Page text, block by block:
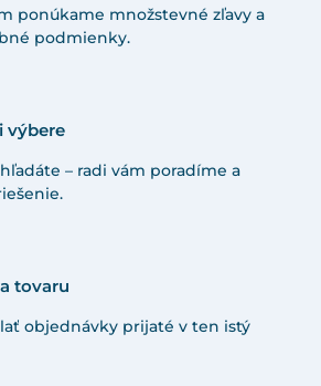
ponúkame množstevné zľavy a
podmienky.
výbere
– radi vám poradíme a
tovaru
objednávky prijaté v ten istý